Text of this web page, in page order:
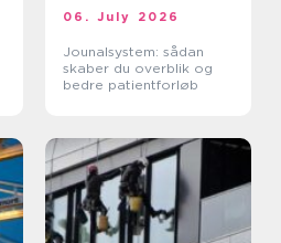
06. July 2026
Jounalsystem: sådan
skaber du overblik og
bedre patientforløb